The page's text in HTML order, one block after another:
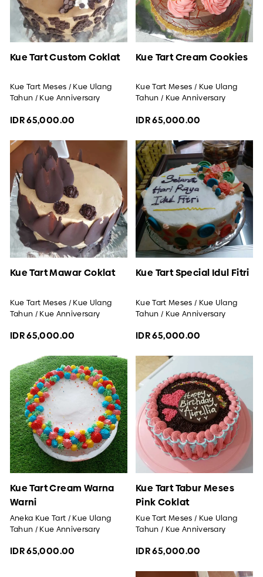
Kue Tart Custom Coklat
Kue Tart Meses / Kue Ulang
Tahun / Kue Anniversary
IDR 65,000.00
Kue Tart Cream Cookies
Kue Tart Meses / Kue Ulang
Tahun / Kue Anniversary
IDR 65,000.00
Kue Tart Mawar Coklat
Kue Tart Meses / Kue Ulang
Tahun / Kue Anniversary
IDR 65,000.00
Kue Tart Special Idul Fitri
Kue Tart Meses / Kue Ulang
Tahun / Kue Anniversary
IDR 65,000.00
Kue Tart Cream Warna
Warni
Aneka Kue Tart / Kue Ulang
Tahun / Kue Anniversary
IDR 65,000.00
Kue Tart Tabur Meses
Pink Coklat
Kue Tart Meses / Kue Ulang
Tahun / Kue Anniversary
IDR 65,000.00